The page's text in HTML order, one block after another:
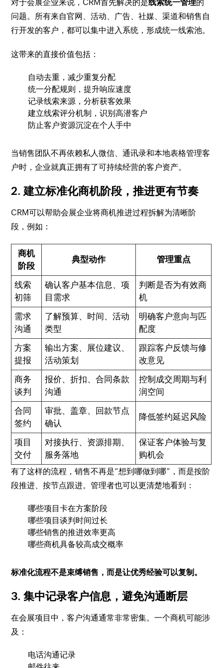
对于会展企业来说，CRM首先解决的是线索统一管理的
问题。所有来自官网、活动、广告、社媒、渠道和销售自
行开发的客户，都可以集中进入系统，形成统一线索池。
这带来的直接价值包括：
自动去重，减少重复分配
统一分配规则，提升响应速度
记录线索来源，分析获客效果
建立线索评分机制，识别高潜客户
防止客户资源沉淀在个人手中
当销售团队不再依赖私人微信、通讯录和本地表格管理客
户时，企业就真正拥有了可持续经营的客户资产。
2. 建立标准化商机阶段，推进更有节奏
CRM可以帮助会展企业将商机推进过程拆解为清晰阶
段，例如：
商机
阶段
典型动作 管理重点
线索
初筛
确认客户基本信息、项
目需求
判断是否为有效商
机
需求
沟通
了解预算、时间、活动
类型
明确客户意向与匹
配度
方案
提报
输出方案、展位建议、
活动策划
跟踪客户反馈与修
改意见
商务
谈判
报价、折扣、合同条款
沟通
控制成交周期与利
润空间
合同
签约
审批、盖章、回款节点
确认
降低签约延迟风险
项目
交付
对接执行、资源排期、
服务落地
保证客户体验与复
购机会
有了这样的流程，销售不再是“想到哪做到哪”，而是按阶
段推进、按节点跟进。管理者也可以更清楚地看到：
哪些项目卡在方案阶段
哪些项目谈判时间过长
哪些销售的推进效率更高
哪些商机具备较高成交概率
标准化流程不是束缚销售，而是让优秀经验可以复制。
3. 集中记录客户信息，避免沟通断层
在会展项目中，客户沟通通常非常密集。一个商机可能涉
及：
电话沟通记录